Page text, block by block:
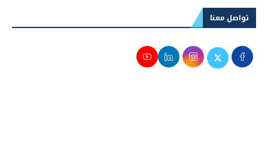
تواصل معنا